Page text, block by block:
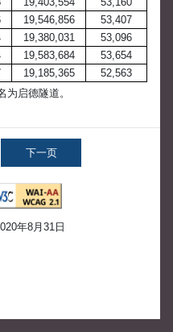
19,546,856
53,407
19,380,031
53,096
19,583,684
53,654
19,185,365
52,563
为启德隧道。
下一页
年8月31日